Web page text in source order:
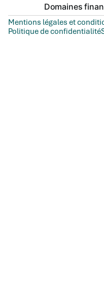
Domaines
Mentions légales et
Politique de confidentialité